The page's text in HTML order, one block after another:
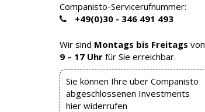
Companisto-Servicerufnummer:
+49(0)30 - 346 491 493
Wir sind Montags bis Freitags von
9 – 17 Uhr für Sie erreichbar.
Sie können Ihre über Companisto
abgeschlossenen Investments
hier widerrufen